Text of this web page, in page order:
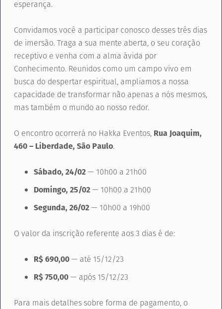
esperança.
Convidamos você a participar conosco desses três dias
de imersão. Traga a sua mente aberta, o seu coração
receptivo e venha com a alma ávida por
Conhecimento. Reunidos como um campo vivo em
busca do despertar espiritual, ampliamos a nossa
capacidade de transformar não apenas a nós mesmos,
mas também o mundo ao nosso redor.
O encontro ocorrerá no Hakka Eventos, Rua Joaquim,
460 – Liberdade, São Paulo.
Sábado, 24/02— 10h00 a 21h00
Domingo, 25/02— 10h00 a 21h00
Segunda, 26/02— 10h00 a 19h00
O valor da inscrição referente aos 3 dias é de:
R$ 690,00— até 15/12/23
R$ 750,00— após 15/12/23
Para mais detalhes sobre forma de pagamento, o